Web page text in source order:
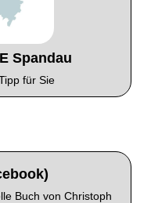
Spandau
für Sie
Buch von Christoph